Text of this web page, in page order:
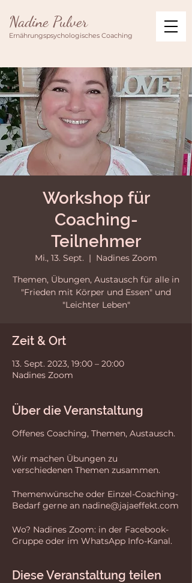
Nadine Pulver
Ernährungspsychologisches Coaching
Workshop für
Coaching-
Teilnehmer
Mi., 13. Sept.
  |
Nadines Zoom
Themen, Übungen, Austausch für alle in
"Frieden mit Körper und Essen" und
"Leichter Leben"
Zeit & Ort
13. Sept. 2023, 19:00 – 20:00
Nadines Zoom
Über die Veranstaltung
Offenes Coaching, Themen, Austausch.
Wir machen Übungen zu
verschiedenen Themen zusammen.
Themenwünsche oder Einzel-Coaching-
Bedarf gerne an nadine@jajaeffekt.com
Wo? Nadines Zoom: in der Facebook-
Gruppe oder im WhatsApp Info-Kanal.
Diese Veranstaltung teilen